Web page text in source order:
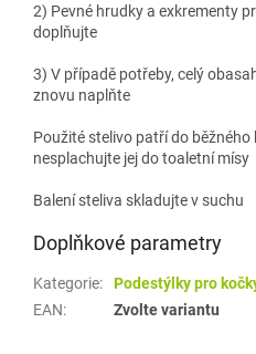
2) Pevné hrudky a exkrementy
doplňujte
3) V případě potřeby, celý
znovu naplňte
Použité stelivo patří do
nesplachujte jej do toaletní mísy
Balení steliva skladujte v suchu
Doplňkové parametry
Kategorie:
Podestýlky pro
EAN: Zvolte variantu